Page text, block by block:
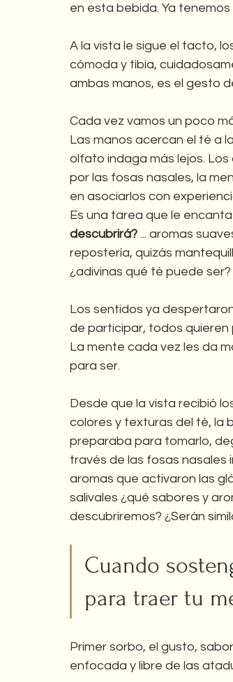
en esta bebida. Ya
A la vista le sigue el tacto,
cómoda y tibia,
ambas manos, es el gesto
Cada vez vamos un poco
Las manos acercan el té a
olfato indaga más lejos. Los
por las fosas nasales, la
en asociarlos con
Es una tarea que le
descubrirá? ... aromas
repostería, quizás
¿adivinas qué té puede ser?
Los sentidos ya
de participar, todos quieren
La mente cada vez les da
para ser.
Desde que la vista recibió
colores y texturas del té, la
preparaba para tomarlo,
través de las fosas nasales
aromas que activaron las
salivales ¿qué sabores y
descubriremos? ¿Serán
Cuando
para traer tu
Primer sorbo, el gusto,
enfocada y libre de las